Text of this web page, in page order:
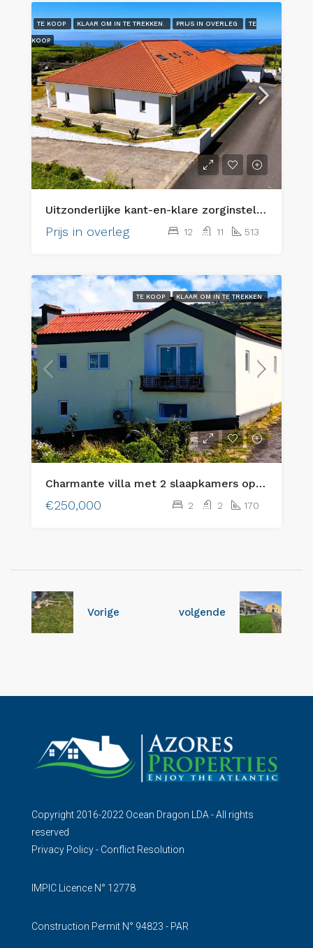
TE KOOP KLAAR OM IN TE TREKKEN. PRIJS IN OVERLEG TE
KOOP
Uitzonderlijke kant-en-klare zorginstelling voor senioren & eersteklas vastgoedbelegging
Prijs in overleg 12 11 513
TE KOOP KLAAR OM IN TE TREKKEN.
Charmante villa met 2 slaapkamers op het eiland Faial, Azoren – De perfecte combinatie van rustieke charme en modern comfort
€250,000 2 2 170
Vorige volgende
Copyright 2016-2022 Ocean Dragon LDA - All rights
reserved
Privacy Policy- Conflict Resolution
IMPIC Licence N° 12778
Construction Permit N° 94823 - PAR